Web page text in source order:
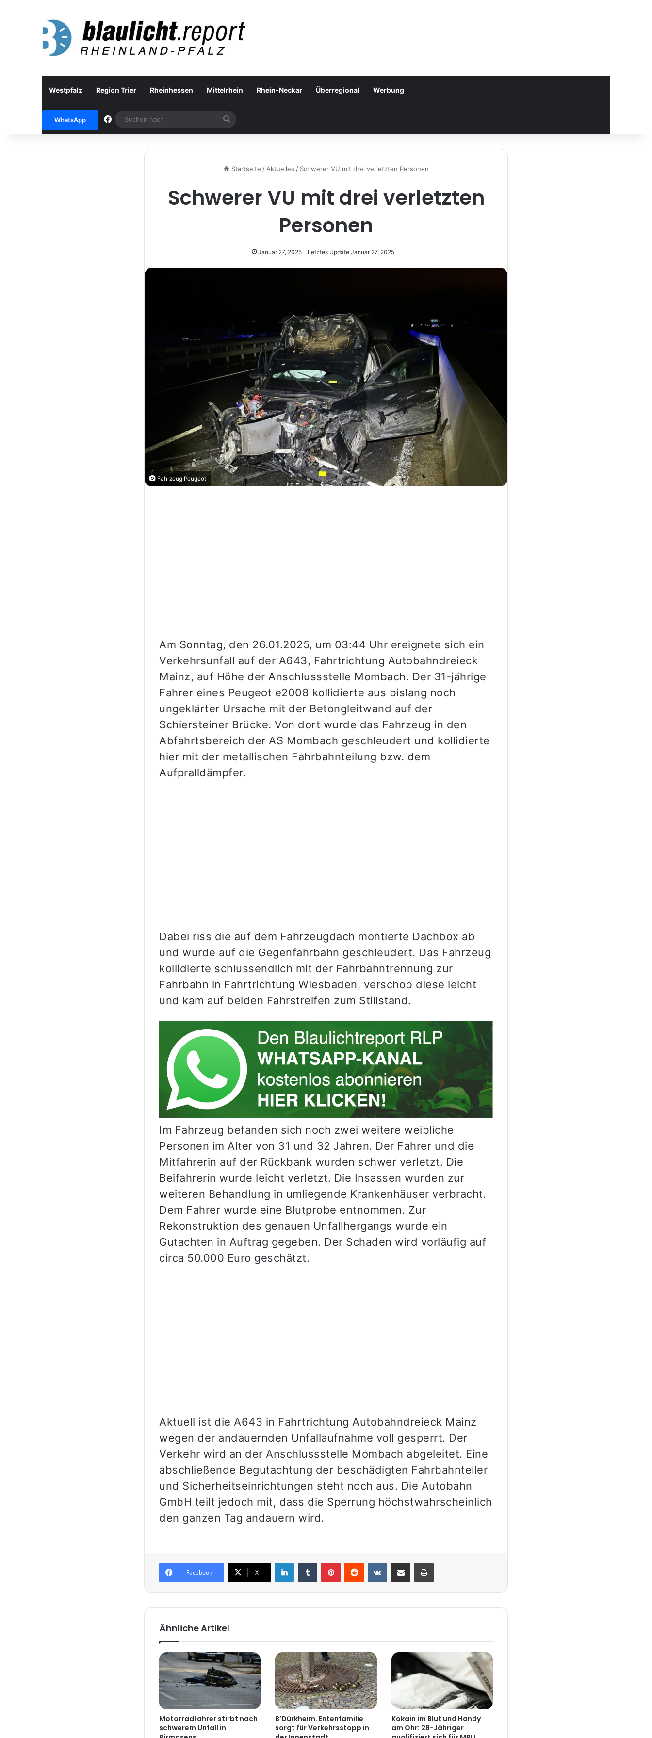
Westpfalz Region Trier Rheinhessen Mittelrhein Rhein-Neckar Überregional Werbung
WhatsApp Facebook
nach
Startseite / Aktuelles / Schwerer VU mit drei verletzten Personen
Schwerer VU mit drei verletzten
Personen
Januar 27, 2025 Letztes Update Januar 27, 2025
Fahrzeug Peugeot
Am Sonntag, den 26.01.2025, um 03:44 Uhr ereignete sich ein
Verkehrsunfall auf der A643, Fahrtrichtung Autobahndreieck
Mainz, auf Höhe der Anschlussstelle Mombach. Der 31-jährige
Fahrer eines Peugeot e2008 kollidierte aus bislang noch
ungeklärter Ursache mit der Betongleitwand auf der
Schiersteiner Brücke. Von dort wurde das Fahrzeug in den
Abfahrtsbereich der AS Mombach geschleudert und kollidierte
hier mit der metallischen Fahrbahnteilung bzw. dem
Aufpralldämpfer.
Dabei riss die auf dem Fahrzeugdach montierte Dachbox ab
und wurde auf die Gegenfahrbahn geschleudert. Das Fahrzeug
kollidierte schlussendlich mit der Fahrbahntrennung zur
Fahrbahn in Fahrtrichtung Wiesbaden, verschob diese leicht
und kam auf beiden Fahrstreifen zum Stillstand.
Im Fahrzeug befanden sich noch zwei weitere weibliche
Personen im Alter von 31 und 32 Jahren. Der Fahrer und die
Mitfahrerin auf der Rückbank wurden schwer verletzt. Die
Beifahrerin wurde leicht verletzt. Die Insassen wurden zur
weiteren Behandlung in umliegende Krankenhäuser verbracht.
Dem Fahrer wurde eine Blutprobe entnommen. Zur
Rekonstruktion des genauen Unfallhergangs wurde ein
Gutachten in Auftrag gegeben. Der Schaden wird vorläufig auf
circa 50.000 Euro geschätzt.
Aktuell ist die A643 in Fahrtrichtung Autobahndreieck Mainz
wegen der andauernden Unfallaufnahme voll gesperrt. Der
Verkehr wird an der Anschlussstelle Mombach abgeleitet. Eine
abschließende Begutachtung der beschädigten Fahrbahnteiler
und Sicherheitseinrichtungen steht noch aus. Die Autobahn
GmbH teilt jedoch mit, dass die Sperrung höchstwahrscheinlich
den ganzen Tag andauern wird.
Facebook X
LinkedInTumblr PinterestReddit VKontakte
Teile per E-Mail Drucken
Ähnliche Artikel
Motorradfahrer stirbt nach
schwerem Unfall in
B’Dürkheim. Entenfamilie
sorgt für Verkehrsstopp in
Kokain im Blut und Handy
am Ohr: 28-Jähriger